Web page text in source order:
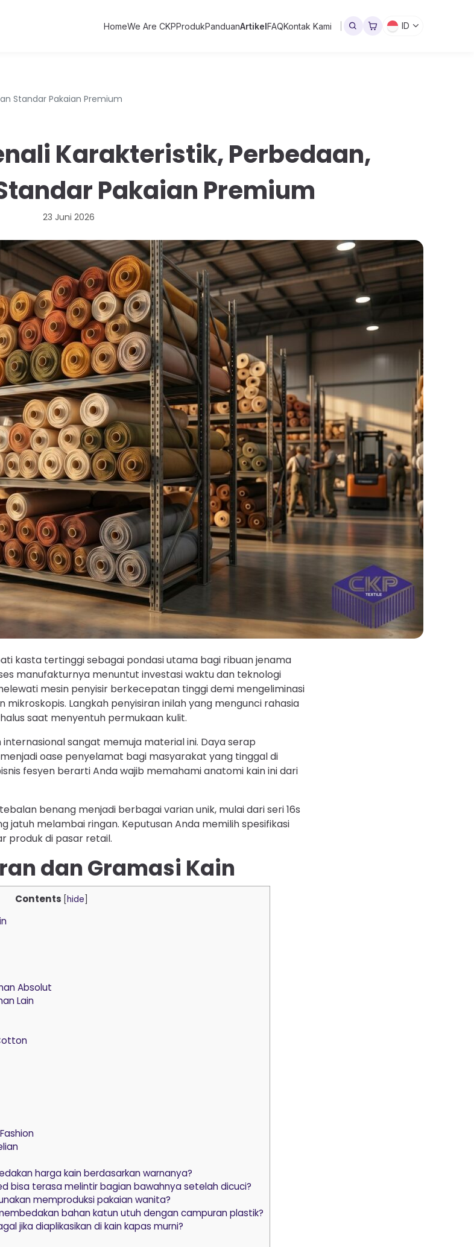
HomeWe Are CKPProdukPanduanArtikelFAQKontak Kami ID
Standar Pakaian Premium
Karakteristik, Perbedaan,
Pakaian Premium
23 Juni 2026
kasta tertinggi sebagai pondasi utama bagi ribuan jenama
manufakturnya menuntut investasi waktu dan teknologi
mesin penyisir berkecepatan tinggi demi mengeliminasi
mikroskopis. Langkah penyisiran inilah yang mengunci rahasia
saat menyentuh permukaan kulit.
sangat memuja material ini. Daya serap
oase penyelamat bagi masyarakat yang tinggal di
fesyen berarti Anda wajib memahami anatomi kain ini dari
benang menjadi berbagai varian unik, mulai dari seri 16s
jatuh melambai ringan. Keputusan Anda memilih spesifikasi
produk di pasar retail.
dan Gramasi Kain
Contents [hide
Absolut
Lain
harga kain berdasarkan warnanya?
bisa terasa melintir bagian bawahnya setelah dicuci?
memproduksi pakaian wanita?
bahan katun utuh dengan campuran plastik?
jika diaplikasikan di kain kapas murni?